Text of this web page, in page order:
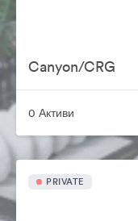
Canyon/CRG
0 Активи
PRIVATE